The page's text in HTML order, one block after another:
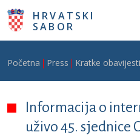
Skoči na glavni sadržaj
HRVATSKI
SABOR
Breadcrumb
Početna Press Kratke obavijesti
Informacija o
uživo 45. sjednice